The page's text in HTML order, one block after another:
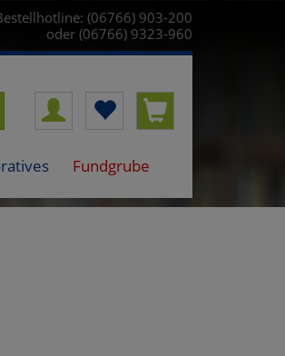
(06766) 903-200
oder (06766) 9323-960
Fundgrube